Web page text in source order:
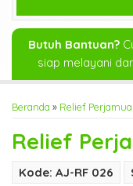
Butuh Bantuan?
siap melayani
Beranda » Relief
Relief
Kode: AJ-RF 026